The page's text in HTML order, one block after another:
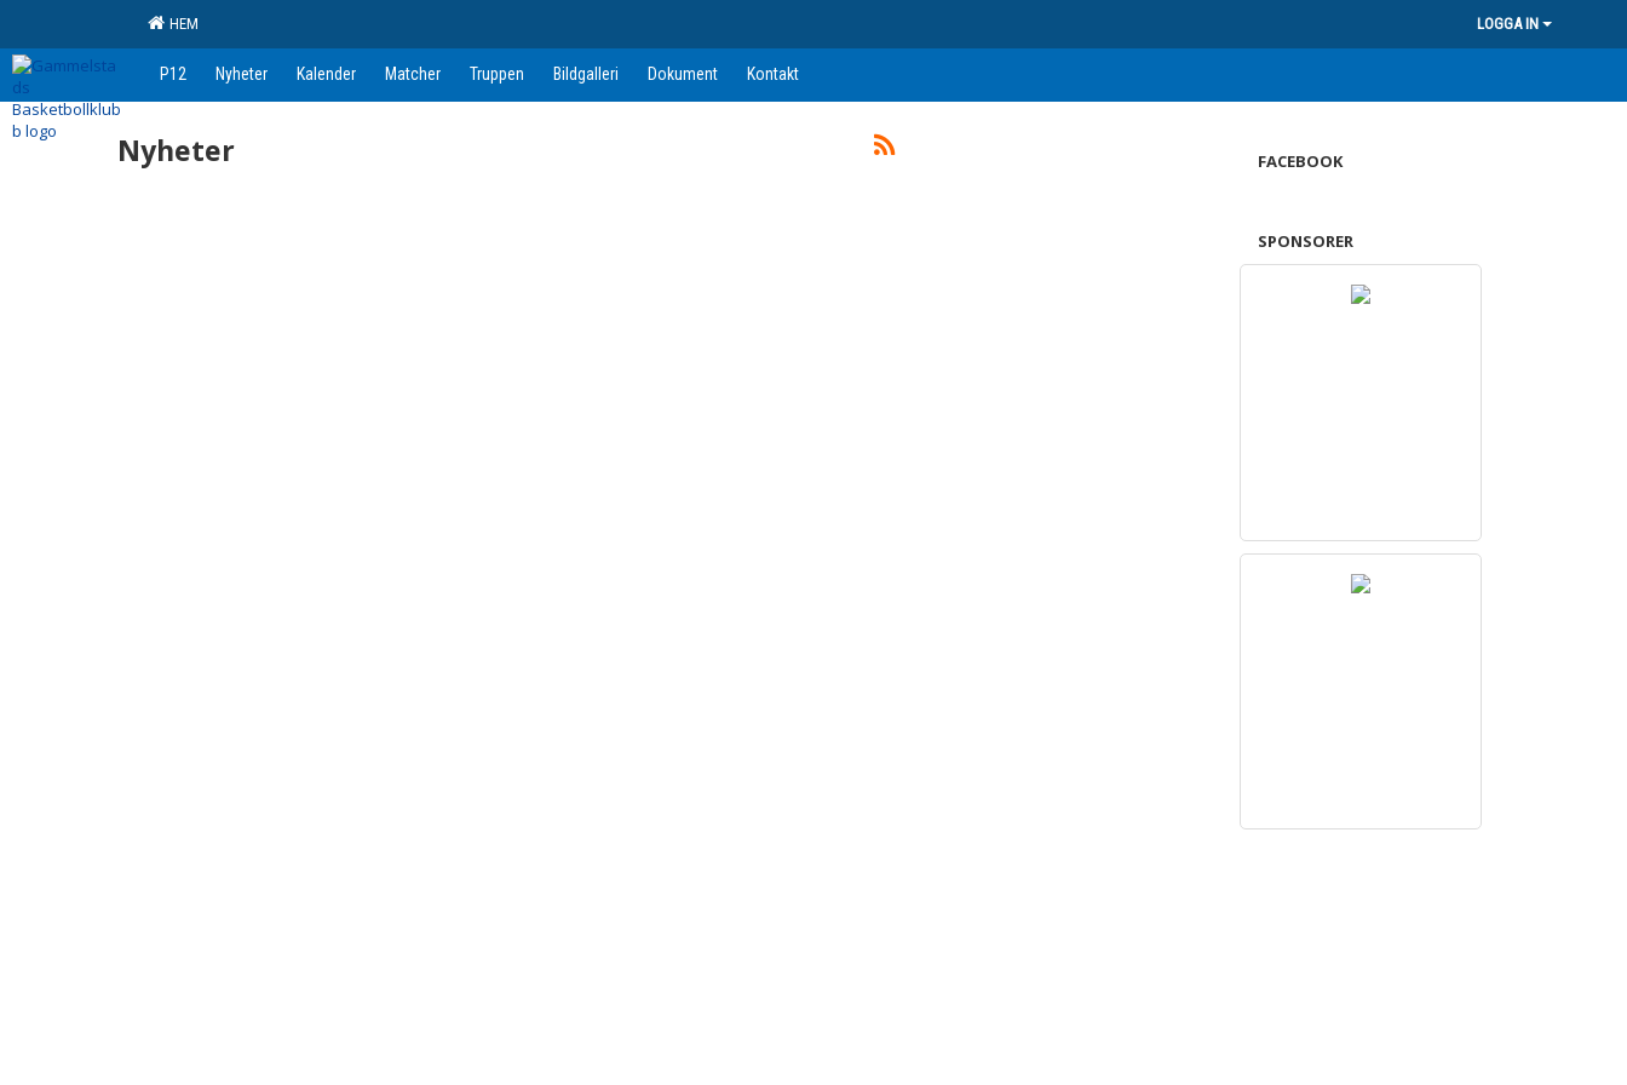
HEM LOGGA IN
P12 Nyheter Kalender Matcher Truppen Bildgalleri Dokument Kontakt
Nyheter FACEBOOK
SPONSORER